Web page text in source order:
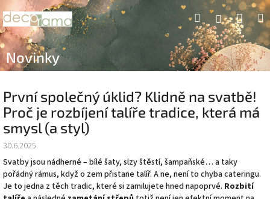
Přejít
na
obsah
HledatPřihlášení
Novinky
První společný úklid? Klidně na svatbě!
Proč je rozbíjení talíře tradice, která má
smysl (a styl)
30.6.2025
Svatby jsou nádherné – bílé šaty, slzy štěstí, šampaňské… a taky
pořádný rámus, když o zem přistane talíř. A ne, není to chyba cateringu.
Je to jedna z těch tradic, které si zamilujete hned napoprvé. Rozbití